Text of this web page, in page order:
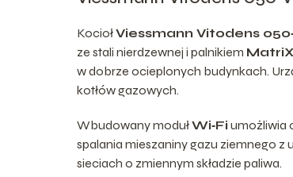
KociołViessmann Vitodens
ze stali nierdzewnej i palnikiem
w dobrze ocieplonych budynkach.
kotłów gazowych.
Wbudowany modułWi‑Fi umożliwia
spalania mieszaniny gazu ziemnego z
sieciach o zmiennym składzie paliwa.